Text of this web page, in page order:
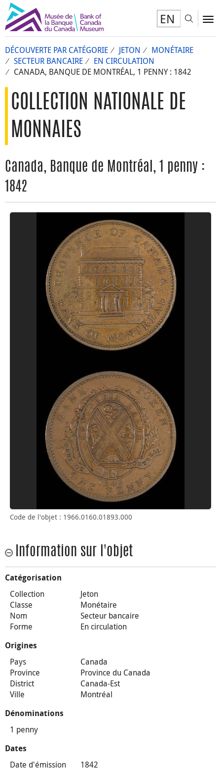
EN
DÉCOUVERTE PAR CATÉGORIE JETON
MONÉTAIRE
SECTEUR BANCAIRE
EN CIRCULATION
CANADA, BANQUE DE MONTRÉAL, 1 PENNY : 1842
COLLECTION NATIONALE DE
MONNAIES
Canada, Banque de Montréal, 1 penny :
1842
Code de l'objet : 1966.0160.01893.000
Information sur l'objet
Catégorisation
Collection
Jeton
Classe
Monétaire
Nom
Secteur bancaire
Forme
En circulation
Origines
Pays
Canada
Province
Province du Canada
District
Canada-Est
Ville
Montréal
Dénominations
1 penny
Dates
Date d'émission 1842